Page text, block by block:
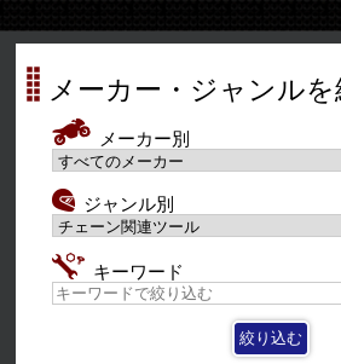
メーカー・ジャンル
メーカー別
ジャンル別
キーワード